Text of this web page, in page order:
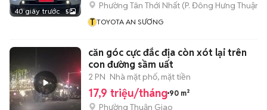
40 giây trước 5
Phường Tân Thới Nhất (P. Đông Hưng Thuận
T TOYOTA AN SƯƠNG
căn góc cực đắc địa còn xót lại trên
con đường sầm uất
2 PN Nhà mặt phố, mặt tiền
17,9 triệu/tháng 90 m²
Phường Thuận Giao